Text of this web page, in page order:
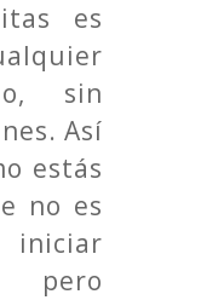
es
sin
Así
estás
no es
iniciar
pero